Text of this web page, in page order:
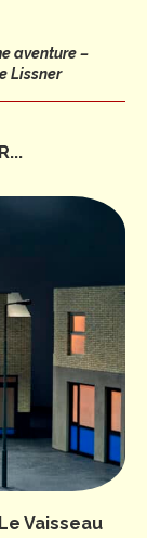
aventure –
Lissner
Vaisseau